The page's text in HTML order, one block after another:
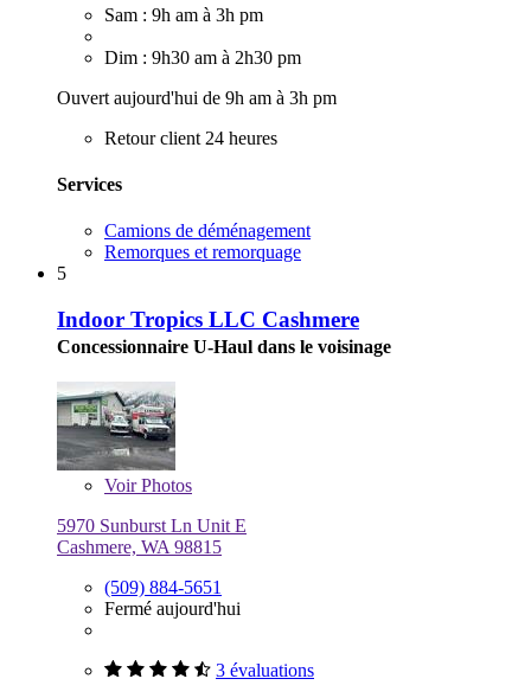
Sam : 9h am à 3h pm
Dim : 9h30 am à 2h30 pm
Ouvert aujourd'hui de 9h am à 3h pm
Retour client 24 heures
Services
Camions de déménagement
Remorques et remorquage
5
Indoor Tropics LLC Cashmere
Concessionnaire U-Haul dans le voisinage
VoirPhotos
5970 Sunburst Ln Unit E
Cashmere, WA 98815
(509) 884-5651
Fermé aujourd'hui
3 évaluations